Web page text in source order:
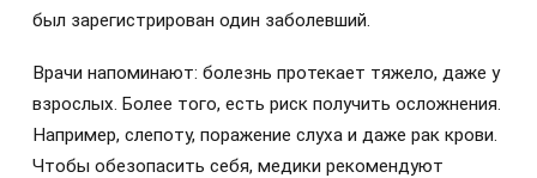
был зарегистрирован один заболевший.
Врачи напоминают: болезнь протекает тяжело, даже у
взрослых. Более того, есть риск получить осложнения.
Например, слепоту, поражение слуха и даже рак крови.
Чтобы обезопасить себя, медики рекомендуют